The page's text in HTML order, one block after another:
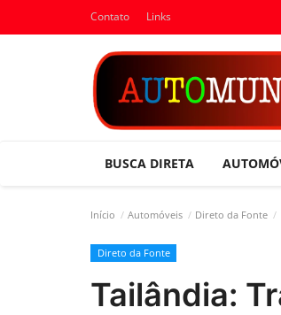
Contato Links
BUSCA DIRETA
Início Automóveis Direto da Fonte
Direto da Fonte
Tailândia: